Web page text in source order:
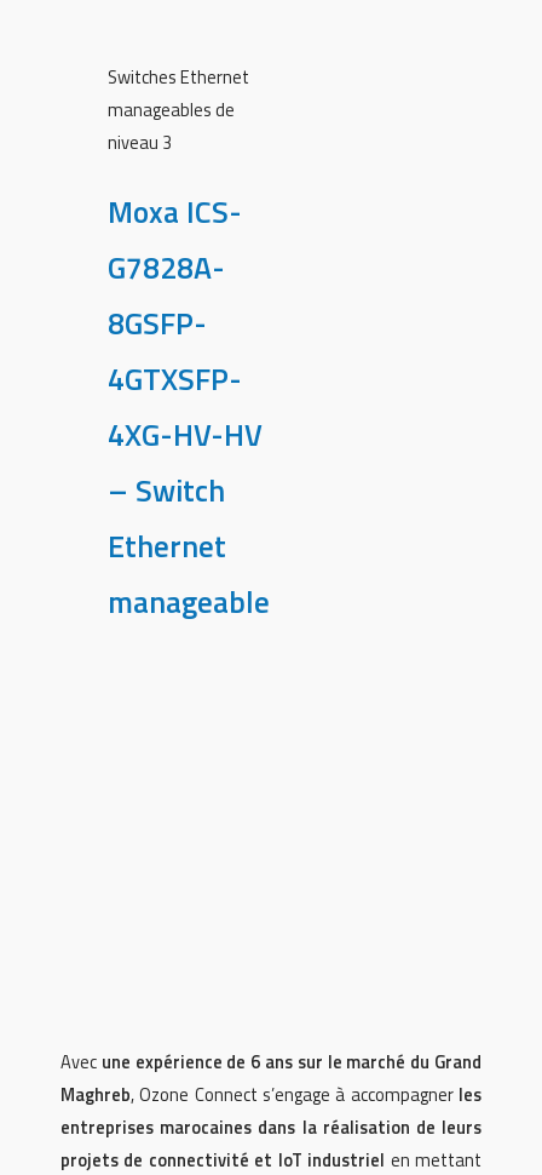
Switches Ethernet
manageables de
niveau 3
Moxa ICS-
G7828A-
8GSFP-
4GTXSFP-
4XG-HV-HV
– Switch
Ethernet
manageable
Avec une expérience de 6 ans sur le marché du Grand
Maghreb, Ozone Connect s’engage à accompagner les
entreprises marocaines dans la réalisation de leurs
projets de connectivité et IoT industriel en mettant